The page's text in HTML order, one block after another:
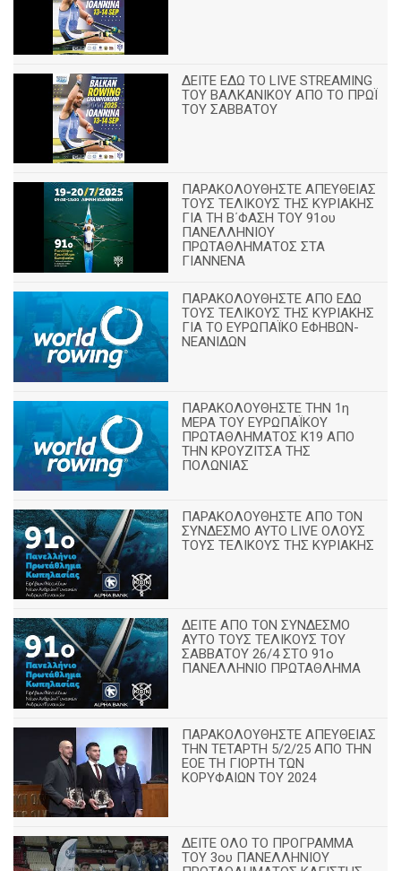
ΔΕΙΤΕ ΕΔΩ ΤΟ LIVE STREAMING
TOY ΒΑΛΚΑΝΙΚΟΥ ΑΠΟ ΤΟ ΠΡΩΪ
ΤΟΥ ΣΑΒΒΑΤΟΥ
ΠΑΡΑΚΟΛΟΥΘΗΣΤΕ ΑΠΕΥΘΕΙΑΣ
ΤΟΥΣ ΤΕΛΙΚΟΥΣ ΤΗΣ ΚΥΡΙΑΚΗΣ
ΓΙΑ ΤΗ Β΄ΦΑΣΗ ΤΟΥ 91ου
ΠΑΝΕΛΛΗΝΙΟΥ
ΠΡΩΤΑΘΛΗΜΑΤΟΣ ΣΤΑ
ΓΙΑΝΝΕΝΑ
ΠΑΡΑΚΟΛΟΥΘΗΣΤΕ ΑΠΟ ΕΔΩ
ΤΟΥΣ ΤΕΛΙΚΟΥΣ ΤΗΣ ΚΥΡΙΑΚΗΣ
ΓΙΑ ΤΟ ΕΥΡΩΠΑΪΚΟ ΕΦΗΒΩΝ-
ΝΕΑΝΙΔΩΝ
ΠΑΡΑΚΟΛΟΥΘΗΣΤΕ ΤΗΝ 1η
ΜΕΡΑ ΤΟΥ ΕΥΡΩΠΑΪΚΟΥ
ΠΡΩΤΑΘΛΗΜΑΤΟΣ Κ19 ΑΠΟ
ΤΗΝ ΚΡΟΥΖΙΤΣΑ ΤΗΣ
ΠΟΛΩΝΙΑΣ
ΠΑΡΑΚΟΛΟΥΘΗΣΤΕ ΑΠΟ ΤΟΝ
ΣΥΝΔΕΣΜΟ ΑΥΤΟ LIVE ΟΛΟΥΣ
ΤΟΥΣ ΤΕΛΙΚΟΥΣ ΤΗΣ ΚΥΡΙΑΚΗΣ
ΔΕΙΤΕ ΑΠΟ ΤΟΝ ΣΥΝΔΕΣΜΟ
ΑΥΤΟ ΤΟΥΣ ΤΕΛΙΚΟΥΣ ΤΟΥ
ΣΑΒΒΑΤΟΥ 26/4 ΣΤΟ 91ο
ΠΑΝΕΛΛΗΝΙΟ ΠΡΩΤΑΘΛΗΜΑ
ΠΑΡΑΚΟΛΟΥΘΗΣΤΕ ΑΠΕΥΘΕΙΑΣ
ΤΗΝ ΤΕΤΑΡΤΗ 5/2/25 ΑΠΟ ΤΗΝ
ΕΟΕ ΤΗ ΓΙΟΡΤΗ ΤΩΝ
ΚΟΡΥΦΑΙΩΝ ΤΟΥ 2024
ΔΕΙΤΕ ΟΛΟ ΤΟ ΠΡΟΓΡΑΜΜΑ
ΤΟΥ 3ου ΠΑΝΕΛΛΗΝΙΟΥ